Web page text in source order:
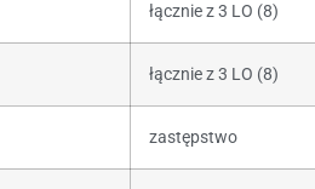
łącznie z 3 LO (8)
łącznie z 3 LO (8)
zastępstwo